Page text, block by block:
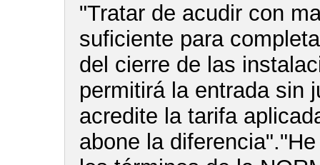
"Tratar de acudir con
suficiente para
del cierre de las
permitirá la entrada sin
acredite la tarifa
abone la